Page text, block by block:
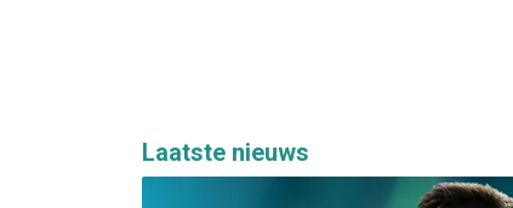
Laatste nieuws